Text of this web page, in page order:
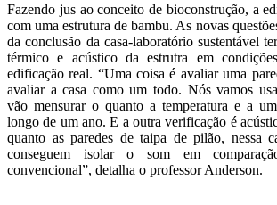
Fazendo jus ao conceito de bioconstrução, a
com uma estrutura de bambu. As novas
da conclusão da casa-laboratório sustentável
térmico e acústico da estrutra em
edificação real. “Uma coisa é avaliar uma
avaliar a casa como um todo. Nós vamos
vão mensurar o quanto a temperatura e a
longo de um ano. E a outra verificação é
quanto as paredes de taipa de pilão, nessa
conseguem isolar o som em
convencional”, detalha o professor Anderson.